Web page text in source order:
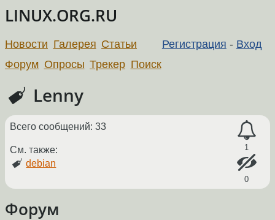
LINUX.ORG.RU
Регистрация - Вход
Новости Галерея Статьи
Форум Опросы Трекер Поиск
Lenny
1
0
Всего сообщений: 33
См. также:
debian
Форум